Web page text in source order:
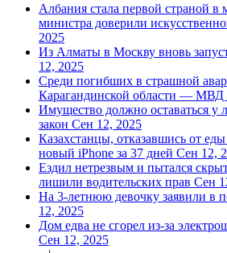
Албания стала первой страной в
министра доверили
2025
Из Алматы в Москву вновь
12, 2025
Среди погибших в страшной
Карагандинской области — МВД
Имущество должно оставаться у
закон Сен 12, 2025
Казахстанцы, отказавшись от еды
новый iPhone за 37 дней Сен 12,
Ездил нетрезвым и пытался
лишили водительских прав Сен
На 3-летнюю девочку заявили в
12, 2025
Дом едва не сгорел из-за
Сен 12, 2025